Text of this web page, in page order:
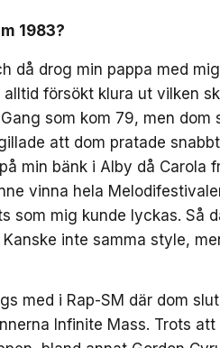
1983?
då drog min pappa med
försökt klura ut vilken
som kom 79, men dom
att dom pratade
min bänk i Alby då Carola
vinna hela
som mig kunde lyckas. Så
inte samma style,
med i Rap-SM där dom
Infinite Mass. Trots